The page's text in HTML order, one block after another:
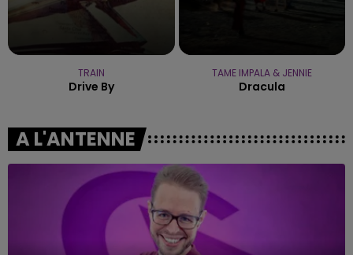
TRAIN
Drive By
TAME IMPALA & JENNIE
Dracula
A L'ANTENNE